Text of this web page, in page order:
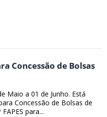
Concessão de Bolsas
Maio a 01 de Junho. Está
Concessão de Bolsas de
para...